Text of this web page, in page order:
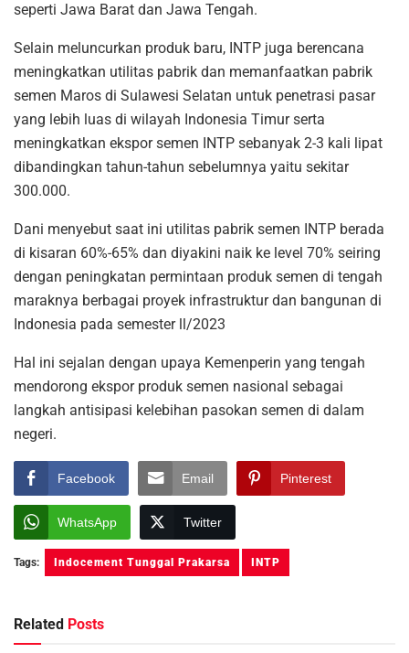
seperti Jawa Barat dan Jawa Tengah.
Selain meluncurkan produk baru, INTP juga berencana
meningkatkan utilitas pabrik dan memanfaatkan pabrik
semen Maros di Sulawesi Selatan untuk penetrasi pasar
yang lebih luas di wilayah Indonesia Timur serta
meningkatkan ekspor semen INTP sebanyak 2-3 kali lipat
dibandingkan tahun-tahun sebelumnya yaitu sekitar
300.000.
Dani menyebut saat ini utilitas pabrik semen INTP berada
di kisaran 60%-65% dan diyakini naik ke level 70% seiring
dengan peningkatan permintaan produk semen di tengah
maraknya berbagai proyek infrastruktur dan bangunan di
Indonesia pada semester ll/2023
Hal ini sejalan dengan upaya Kemenperin yang tengah
mendorong ekspor produk semen nasional sebagai
langkah antisipasi kelebihan pasokan semen di dalam
negeri.
Facebook Email Pinterest
WhatsApp Twitter
Tags: Indocement Tunggal Prakarsa INTP
Related Posts